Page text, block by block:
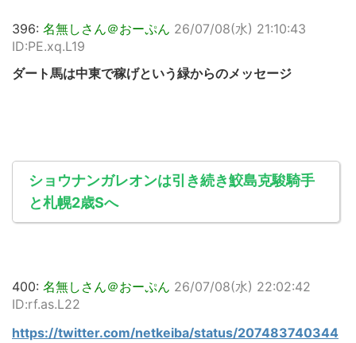
396: 名無しさん＠おーぷん 26/07/08(水) 21:10:43
ID:PE.xq.L19
ダート馬は中東で稼げという緑からのメッセージ
ショウナンガレオンは引き続き鮫島克駿騎手
と札幌2歳Sへ
400: 名無しさん＠おーぷん 26/07/08(水) 22:02:42
ID:rf.as.L22
https://twitter.com/netkeiba/status/207483740344